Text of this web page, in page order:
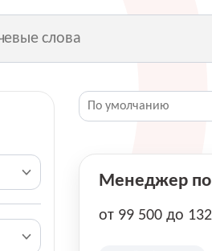
Менеджер по
от 99 500 до